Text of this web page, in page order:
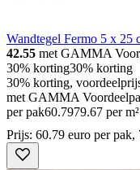
Wandtegel Fermo 5 x 25
42.55 met GAMMA
30% korting30% korting
30% korting,
met GAMMA
per pak60.7979.67 per m²
Prijs: 60.79 euro per pak,